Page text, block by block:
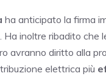
ha anticipato la firma
. Ha inoltre ribadito che
avranno diritto alla
elettrica più